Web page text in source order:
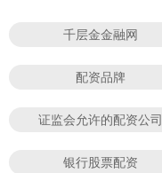
千层金金融网
配资品牌
证监会允许的配资公司
银行股票配资